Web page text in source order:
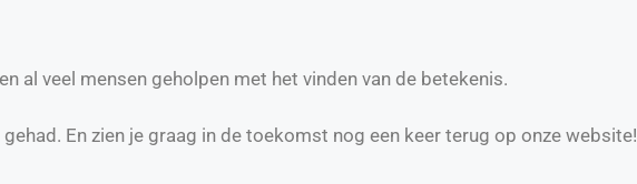
al veel mensen geholpen met het vinden van de betekenis.
En zien je graag in de toekomst nog een keer terug op onze website!